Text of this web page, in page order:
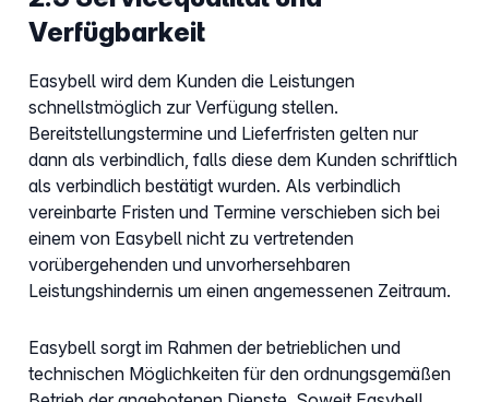
Verfügbarkeit
Easybell wird dem Kunden die Leistungen
schnellstmöglich zur Verfügung stellen.
Bereitstellungstermine und Lieferfristen gelten nur
dann als verbindlich, falls diese dem Kunden schriftlich
als verbindlich bestätigt wurden. Als verbindlich
vereinbarte Fristen und Termine verschieben sich bei
einem von Easybell nicht zu vertretenden
vorübergehenden und unvorhersehbaren
Leistungshindernis um einen angemessenen Zeitraum.
Easybell sorgt im Rahmen der betrieblichen und
technischen Möglichkeiten für den ordnungsgemäßen